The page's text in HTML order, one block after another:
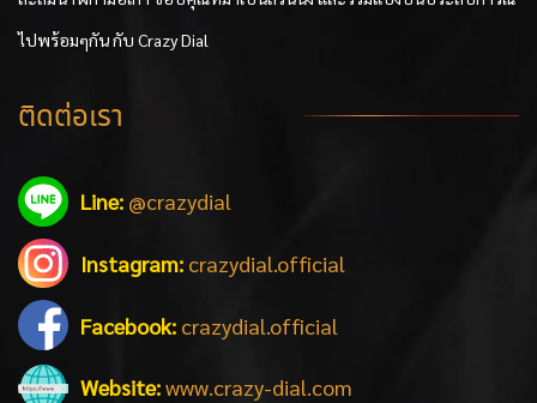
ไปพร้อมๆกัน กับ Crazy Dial
ติดต่อเรา
Line: @crazydial
Instagram: crazydial.official
Facebook: crazydial.official
Website:www.crazy-dial.com